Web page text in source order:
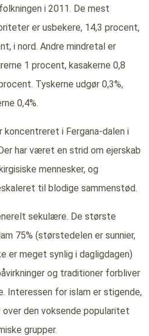
i 2011. De mest
er usbekere, 14,3 procent,
i nord. Andre mindretal er
1 procent, kasakerne 0,8
Tyskerne udgør 0,3%,
0,4%.
koncentreret i Fergana-dalen i
har været en strid om ejerskab
mennesker, og
til blodige sammenstød.
sekulære. De største
75% (størstedelen er sunnier,
er meget synlig i dagligdagen)
og traditioner forbliver
Interessen for islam er stigende,
den voksende popularitet
grupper.